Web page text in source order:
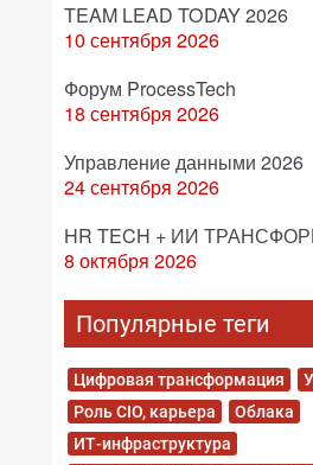
TEAM LEAD TODAY 2026
10 сентября 2026
Форум ProcessTech
18 сентября 2026
Управление данными 2026
24 сентября 2026
HR TECH + ИИ
8 октября 2026
Популярные теги
Цифровая трансформация
Роль CIO, карьера
Облака
ИТ-инфраструктура